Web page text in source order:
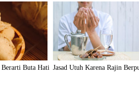
Berarti Buta Hati Jasad Utuh Karena Rajin